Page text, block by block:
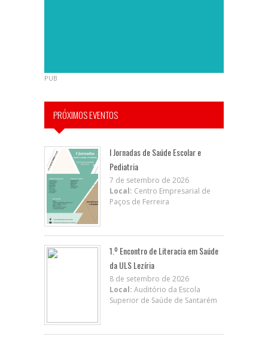
PUB
PRÓXIMOS EVENTOS
I Jornadas de Saúde Escolar e
Pediatria
7 de setembro de 2026
Local: Centro Empresarial de
Paços de Ferreira
1.º Encontro de Literacia em Saúde
da ULS Lezíria
8 de setembro de 2026
Local: Auditório da Escola
Superior de Saúde de Santarém